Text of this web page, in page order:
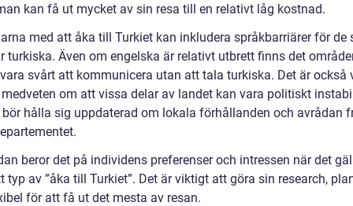
kan få ut mycket av sin resa till en relativt låg kostnad.
med att åka till Turkiet kan inkludera språkbarriärer för de
turkiska. Även om engelska är relativt utbrett finns det
svårt att kommunicera utan att tala turkiska. Det är också
om att vissa delar av landet kan vara politiskt
hålla sig uppdaterad om lokala förhållanden och avrådan
beror det på individens preferenser och intressen när det
typ av ”åka till Turkiet”. Det är viktigt att göra sin research,
för att få ut det mesta av resan.